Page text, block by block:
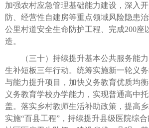
加强农村应急管理基础能力建设，深入
防、经营性自建房等重点领域风险隐患
公里村道安全生命防护工程、完成200座
造。
（三十）持续提升基本公共服务能力
生补短板三年行动。统筹实施新一轮义
与能力提升项目，加快义务教育优质均
义务教育学校办学能力，实现普通高中
盖。落实乡村教师生活补助政策，提高乡
实施“百县工程”，持续提升县级医院综